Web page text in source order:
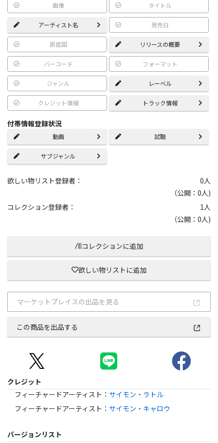
画像 タイトル
アーティスト名 発売日
原産国 リリースの概要
バーコード フォーマット
ジャンル レーベル
クレジット情報 トラック情報
付帯情報登録状況
動画 試聴
サブジャンル
欲しい物リスト登録者： 0人
（公開：0人)
コレクション登録者：
1 人
（公開：0人)
コレクションに追加
欲しい物リストに追加
マーケットプレイスの出品を見る
この商品を出品する
クレジット
フィーチャードアーティスト ： サイモン・ラトル
フィーチャードアーティスト ： サイモン・キャロウ
バージョンリスト